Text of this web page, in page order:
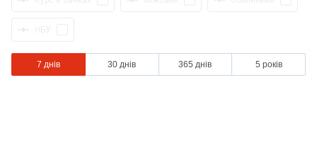
7 днів 30 днів 365 днів 5 років